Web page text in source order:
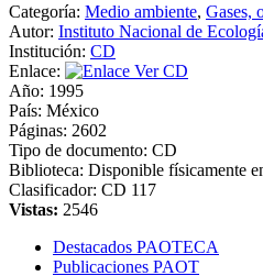
Categoría: Medio ambiente, Gases,
Autor: Instituto Nacional de
Institución: CD
Enlace:
Ver CD
Año: 1995
País: México
Páginas: 2602
Tipo de documento: CD
Biblioteca: Disponible físicamente
Clasificador: CD 117
Vistas: 2546
Destacados PAOTECA
Publicaciones PAOT